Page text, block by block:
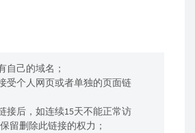
自己的域名；
受个人网页或者单独的页面链
接后，如连续15天不能正常访
留删除此链接的权力；